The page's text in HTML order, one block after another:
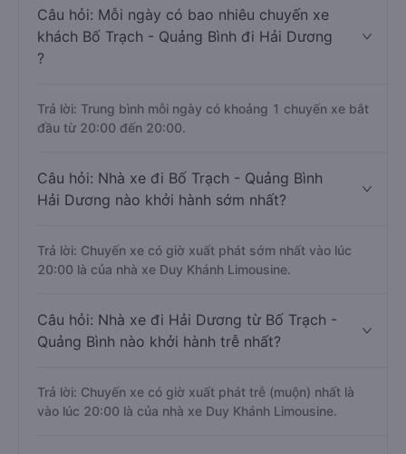
Câu hỏi: Mỗi ngày có bao nhiêu chuyến xe
khách Bố Trạch - Quảng Bình đi Hải Dương
?
Trả lời: Trung bình mỗi ngày có khoảng 1 chuyến xe bắt
đầu từ 20:00 đến 20:00.
Câu hỏi: Nhà xe đi Bố Trạch - Quảng Bình
Hải Dương nào khởi hành sớm nhất?
Trả lời: Chuyến xe có giờ xuất phát sớm nhất vào lúc
20:00 là của nhà xe Duy Khánh Limousine.
Câu hỏi: Nhà xe đi Hải Dương từ Bố Trạch -
Quảng Bình nào khởi hành trễ nhất?
Trả lời: Chuyến xe có giờ xuất phát trễ (muộn) nhất là
vào lúc 20:00 là của nhà xe Duy Khánh Limousine.